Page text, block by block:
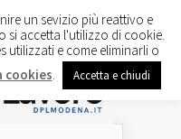
un sevizio più reattivo e
si accetta l'utilizzo di cookie.
utilizzati e come eliminarli o
cookies Accetta e chiudi